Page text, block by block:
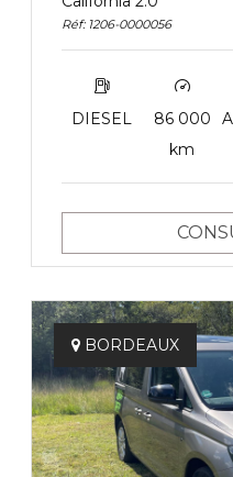
Réf: 1206-0000056
DIESEL
86 000
km
BORDEAUX